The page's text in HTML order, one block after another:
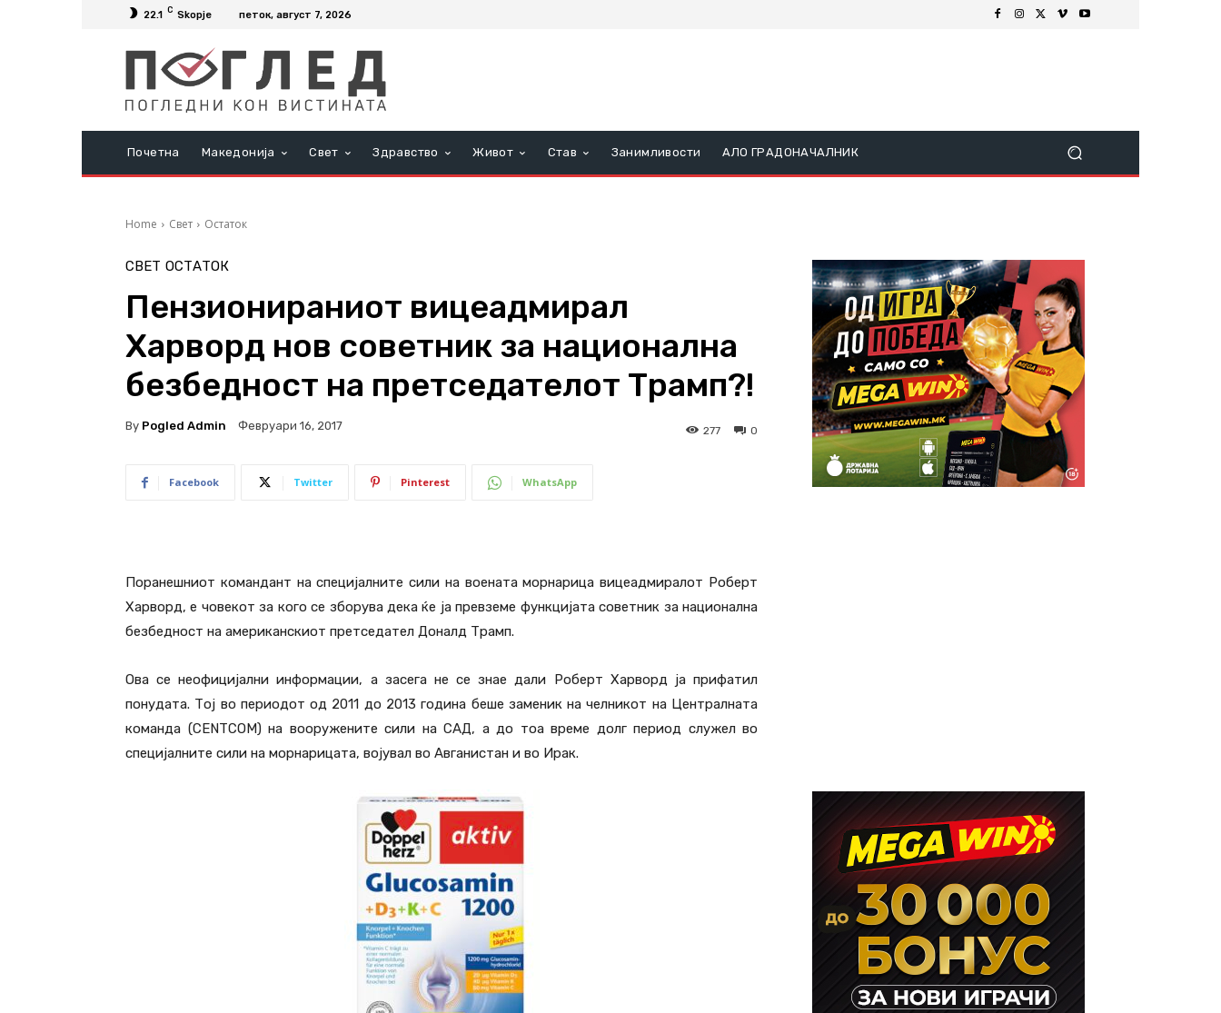
22.1 C Skopje петок, август 7, 2026
Почетна Македонија Свет Здравство Живот Став Занимливости АЛО ГРАДОНАЧАЛНИК
Home Свет Остаток
СВЕТ ОСТАТОК
Пензионираниот вицеадмирал
Харворд нов советник за национална
безбедност на претседателот Трамп?!
By Pogled Admin Февруари 16, 2017 0
277
Facebook Twitter Pinterest WhatsApp
Поранешниот командант на специјалните сили на воената морнарица вицеадмиралот Роберт
Харворд, е човекот за кого се зборува дека ќе ја превземе функцијата советник за национална
безбедност на американскиот претседател Доналд Трамп.
Ова се неофицијални информации, а засега не се знае дали Роберт Харворд ја прифатил
понудата. Тој во периодот од 2011 до 2013 година беше заменик на челникот на Централната
команда (CENTCOM) на вооружените сили на САД, а до тоа време долг период служел во
специјалните сили на морнарицата, војувал во Авганистан и во Ирак.